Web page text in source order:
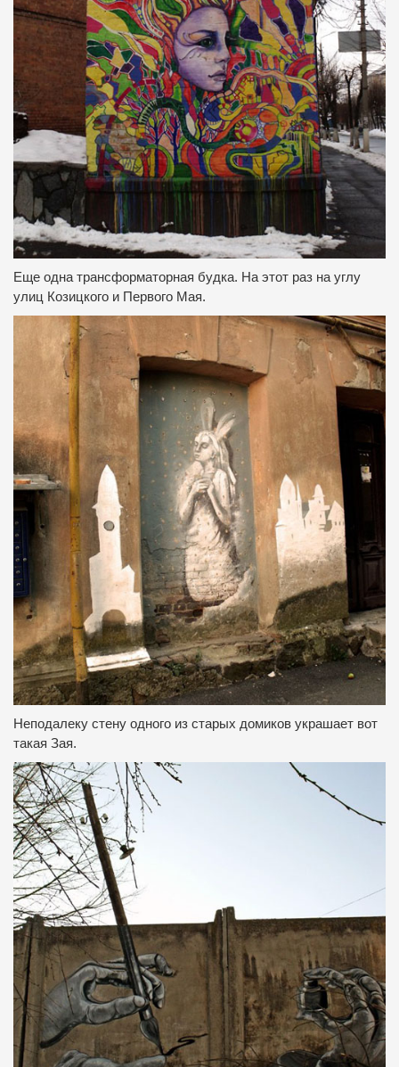
Еще одна трансформаторная будка. На этот раз на углу
улиц Козицкого и Первого Мая.
Неподалеку стену одного из старых домиков украшает вот
такая Зая.